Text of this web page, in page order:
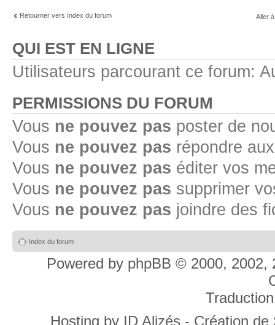
Retourner vers Index du forum Aller
QUI EST EN LIGNE
Utilisateurs parcourant ce forum:
PERMISSIONS DU FORUM
Vous ne pouvez pas poster de
Vous ne pouvez pas répondre
Vous ne pouvez pas éditer vos
Vous ne pouvez pas supprimer
Vous ne pouvez pas joindre des
Index du forum
Powered by phpBB © 2000, 2002,
Hosting by ID Alizés - Création